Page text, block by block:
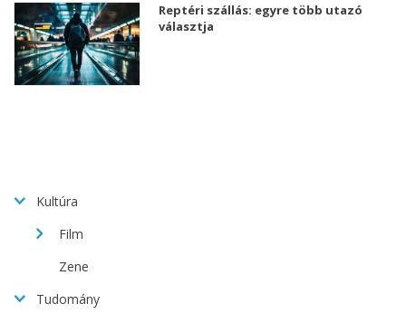
Reptéri szállás: egyre több utazó
választja
Kultúra
Film
Zene
Tudomány